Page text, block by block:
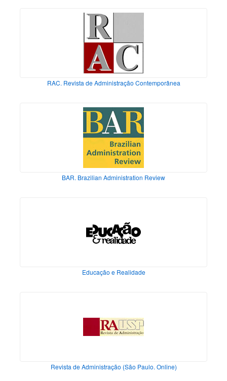
RAC. Revista de Administração Contemporânea
BAR. Brazilian Administration Review
Educação e Realidade
Revista de Administração (São Paulo. Online)